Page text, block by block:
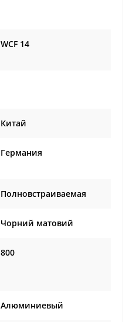
WCF 14
Китай
Германия
Полновстраиваемая
Чорний матовий
800
Алюминиевый